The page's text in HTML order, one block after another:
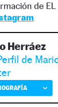
de EL
Herráez
de